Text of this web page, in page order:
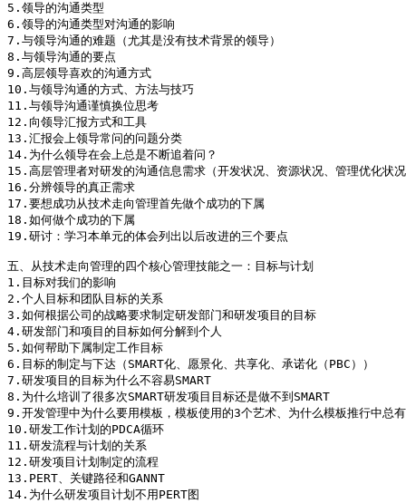
5.领导的沟通类型
6.领导的沟通类型对沟通的影响
7.与领导沟通的难题（尤其是没有技术背景的领导）
8.与领导沟通的要点
9.高层领导喜欢的沟通方式
10.与领导沟通的方式、方法与技巧
11.与领导沟通谨慎换位思考
12.向领导汇报方式和工具
13.汇报会上领导常问的问题分类
14.为什么领导在会上总是不断追着问？
15.高层管理者对研发的沟通信息需求（开发状况、资源状况、管理优化状
16.分辨领导的真正需求
17.要想成功从技术走向管理首先做个成功的下属
18.如何做个成功的下属
19.研讨：学习本单元的体会列出以后改进的三个要点
五、从技术走向管理的四个核心管理技能之一：目标与计划
1.目标对我们的影响
2.个人目标和团队目标的关系
3.如何根据公司的战略要求制定研发部门和研发项目的目标
4.研发部门和项目的目标如何分解到个人
5.如何帮助下属制定工作目标
6.目标的制定与下达（SMART化、愿景化、共享化、承诺化（PBC））
7.研发项目的目标为什么不容易SMART
8.为什么培训了很多次SMART研发项目目标还是做不到SMART
9.开发管理中为什么要用模板，模板使用的3个艺术、为什么模板推行中总
10.研发工作计划的PDCA循环
11.研发流程与计划的关系
12.研发项目计划制定的流程
13.PERT、关键路径和GANNT
14.为什么研发项目计划不用PERT图